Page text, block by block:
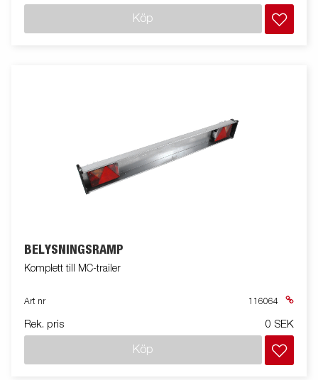
Köp
BELYSNINGSRAMP
Komplett till MC-trailer
Art nr 116064
Rek. pris 0 SEK
Köp